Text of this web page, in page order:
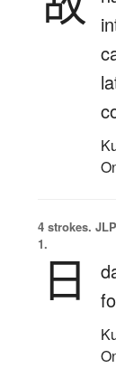
4 strokes.
1.
日